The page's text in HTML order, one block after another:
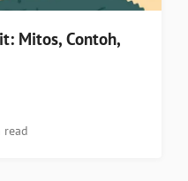
Mitos, Contoh,
read